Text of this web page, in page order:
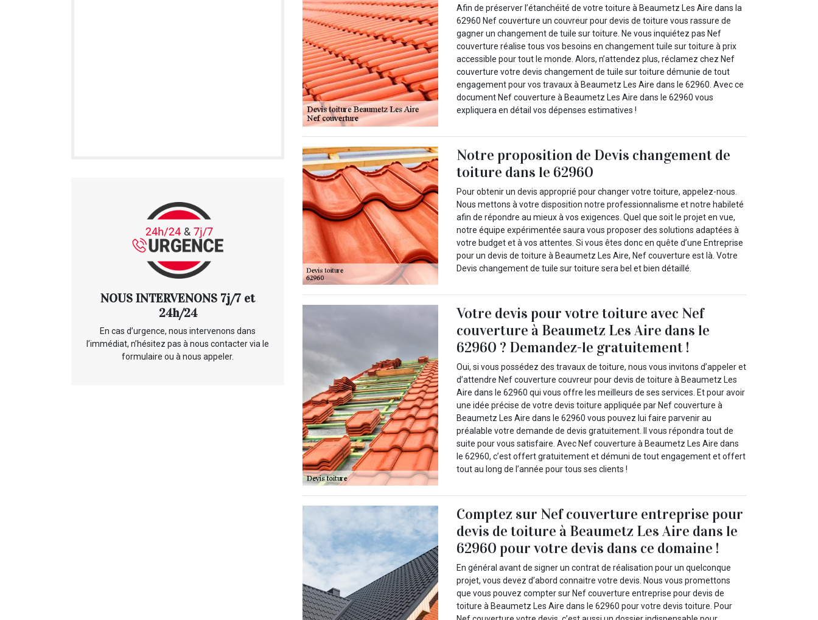
NOUS INTERVENONS 7j/7 et
24h/24
En cas d’urgence, nous intervenons dans
l’immédiat, n’hésitez pas à nous contacter via le
formulaire ou à nous appeler.
Afin de préserver l’étanchéité de votre toiture à Beaumetz Les Aire dans la
62960 Nef couverture un couvreur pour devis de toiture vous rassure de
gagner un changement de tuile sur toiture. Ne vous inquiétez pas Nef
couverture réalise tous vos besoins en changement tuile sur toiture à prix
accessible pour tout le monde. Alors, n’attendez plus, réclamez chez Nef
couverture votre devis changement de tuile sur toiture démunie de tout
engagement pour vos travaux à Beaumetz Les Aire dans le 62960. Avec ce
document Nef couverture à Beaumetz Les Aire dans le 62960 vous
expliquera en détail vos dépenses estimatives !
Notre proposition de Devis changement de
toiture dans le 62960
Pour obtenir un devis approprié pour changer votre toiture, appelez-nous.
Nous mettons à votre disposition notre professionnalisme et notre habileté
afin de répondre au mieux à vos exigences. Quel que soit le projet en vue,
notre équipe expérimentée saura vous proposer des solutions adaptées à
votre budget et à vos attentes. Si vous êtes donc en quête d’une Entreprise
pour un devis de toiture à Beaumetz Les Aire, Nef couverture est là. Votre
Devis changement de tuile sur toiture sera bel et bien détaillé.
Votre devis pour votre toiture avec Nef
couverture à Beaumetz Les Aire dans le
62960 ? Demandez-le gratuitement !
Oui, si vous possédez des travaux de toiture, nous vous invitons d’appeler et
d’attendre Nef couverture couvreur pour devis de toiture à Beaumetz Les
Aire dans le 62960 qui vous offre les meilleurs de ses services. Et pour avoir
une idée précise de votre devis toiture appliquée par Nef couverture à
Beaumetz Les Aire dans le 62960 vous pouvez lui faire parvenir au
préalable votre demande de devis gratuitement. Il vous répondra tout de
suite pour vous satisfaire. Avec Nef couverture à Beaumetz Les Aire dans
le 62960, c’est offert gratuitement et démuni de tout engagement et offert
tout au long de l’année pour tous ses clients !
Comptez sur Nef couverture entreprise pour
devis de toiture à Beaumetz Les Aire dans le
62960 pour votre devis dans ce domaine !
En général avant de signer un contrat de réalisation pour un quelconque
projet, vous devez d’abord connaitre votre devis. Nous vous promettons
que vous pouvez compter sur Nef couverture entreprise pour devis de
toiture à Beaumetz Les Aire dans le 62960 pour votre devis toiture. Pour